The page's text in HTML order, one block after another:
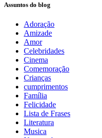
Assuntos do blog
Adoração
Amizade
Amor
Celebridades
Cinema
Comemoração
Crianças
cumprimentos
Família
Felicidade
Lista de Frases
Literatura
Musica